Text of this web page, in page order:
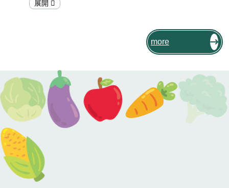
魚。在臺灣，養殖鰻魚成鰻的盛產地就在
鰻魚成鰻就有6隻來自雲林縣！其中產量
較多的地方包括口湖鄉及臺西鄉等地。這
些養殖場會向魚苗培育場購買鰻苗，鰻魚
養成之後，一部分出口到日本，另一部分
賣到全臺各地。[註01,02]在雲林縣有哪些
鰻魚故事呢？一起到「在地特色小教室」
聽故事吧！
more